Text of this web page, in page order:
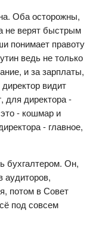
Оба осторожны,
не верят быстрым
понимает правоту
ведь не только
и за зарплаты,
видит
для директора -
- кошмар и
- главное,
бухгалтером. Он,
аудиторов,
потом в Совет
под совсем